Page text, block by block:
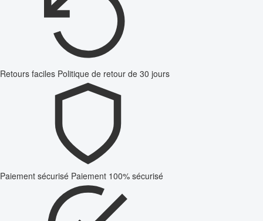
Retours faciles Politique de retour de 30 jours
Paiement sécurisé Paiement 100% sécurisé